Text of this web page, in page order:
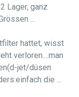
Lager, ganz
...
hattet, wisst
verloren....man
jet/düsen
die ...